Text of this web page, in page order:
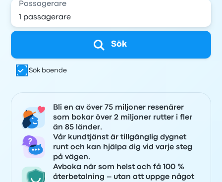
Passagerare
Sök
Sök boende
Bli en av över 75 miljoner resenärer
som bokar över 2 miljoner rutter i fler
än 85 länder.
Vår kundtjänst är tillgänglig dygnet
runt och kan hjälpa dig vid varje steg
på vägen.
Avboka när som helst och få 100 %
återbetalning – utan att uppge något